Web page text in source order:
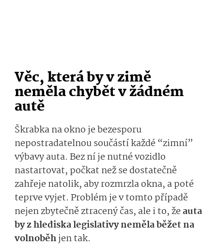
Věc, která by v zimě
neměla chybět v žádném
autě
Škrabka na okno je bezesporu
nepostradatelnou součástí každé “zimní”
výbavy auta. Bez ní je nutné vozidlo
nastartovat, počkat než se dostatečně
zahřeje natolik, aby rozmrzla okna, a poté
teprve vyjet. Problém je v tomto případě
nejen zbytečně ztracený čas, ale i to, žeauta
by z hlediska legislativy neměla běžet na
volnoběhjen tak.